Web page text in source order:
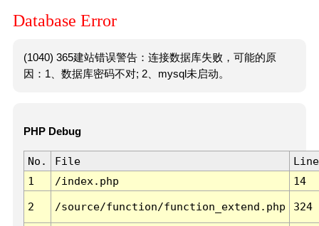
Database Error
(1040) 365建站错误警告：连接数据库失败，可能的原
因：1、数据库密码不对; 2、mysql未启动。
PHP Debug
No. File
Line
1
/index.php 14
2 /source/function/function_extend.php 324